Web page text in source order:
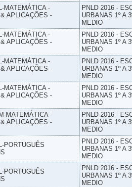
MATEMÁTICA -
APLICAÇÕES -
PNLD 2016 -
URBANAS 1º A
MEDIO
MATEMÁTICA -
APLICAÇÕES -
PNLD 2016 -
URBANAS 1º A
MEDIO
MATEMÁTICA -
APLICAÇÕES -
PNLD 2016 -
URBANAS 1º A
MEDIO
MATEMÁTICA -
APLICAÇÕES -
PNLD 2016 -
URBANAS 1º A
MEDIO
MATEMÁTICA -
APLICAÇÕES -
PNLD 2016 -
URBANAS 1º A
MEDIO
PORTUGUÊS
PNLD 2016 -
URBANAS 1º A
MEDIO
PORTUGUÊS
PNLD 2016 -
URBANAS 1º A
MEDIO